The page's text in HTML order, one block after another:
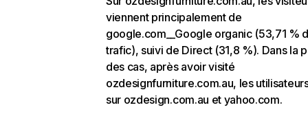
viennent principalement de
google.com__Google organic (53,71 %
trafic), suivi de Direct (31,8 %). Dans la
des cas, après avoir visité
ozdesignfurniture.com.au, les
sur ozdesign.com.au et yahoo.com.